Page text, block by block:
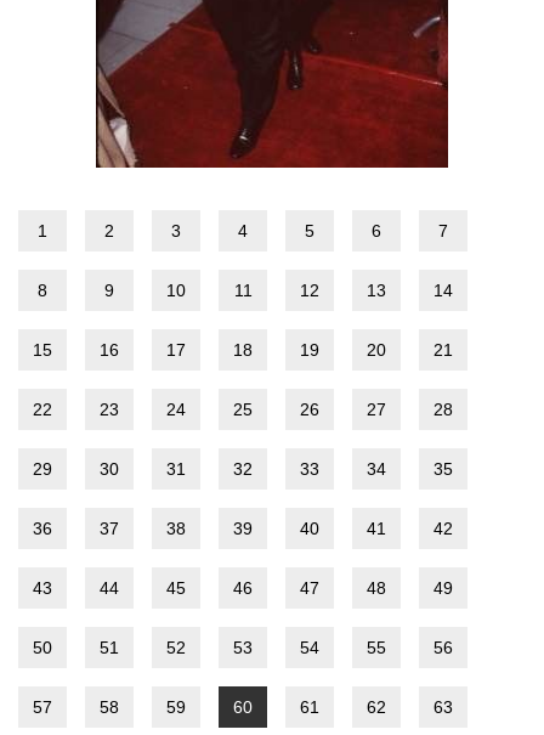
1 2 3 4 5 6 7
8 9 10 11 12 13 14
15 16 17 18 19 20 21
22 23 24 25 26 27 28
29 30 31 32 33 34 35
36 37 38 39 40 41 42
43 44 45 46 47 48 49
50 51 52 53 54 55 56
57 58 59 60 61 62 63